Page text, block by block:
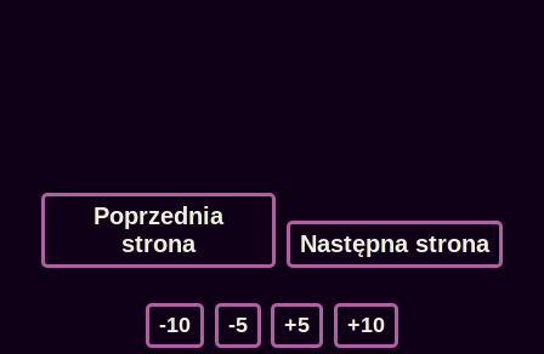
Poprzednia
strona
Następna strona
-10 -5 +5 +10